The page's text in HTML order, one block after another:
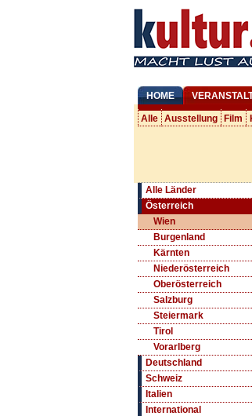
HOME
Alle Ausstellung Film
Alle Länder
Österreich
Wien
Burgenland
Kärnten
Niederösterreich
Oberösterreich
Salzburg
Steiermark
Tirol
Vorarlberg
Deutschland
Schweiz
Italien
International